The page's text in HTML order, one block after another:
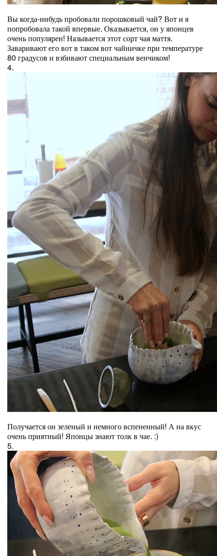
Вы когда-нибудь пробовали порошковый чай? Вот и я
попробовала такой впервые. Оказывается, он у японцев
очень популярен! Называется этот сорт чая маття.
Заваривают его вот в таком вот чайничке при температуре
80 градусов и взбивают специальным венчиком!
4.
Получается он зеленый и немного вспененный! А на вкус
очень приятный! Японцы знают толк в чае. :)
5.